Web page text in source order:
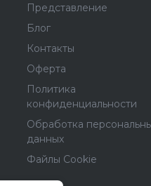
Представление
Блог
Контакты
Оферта
Политика
конфиденциальности
Обработка
данных
Файлы Cookie